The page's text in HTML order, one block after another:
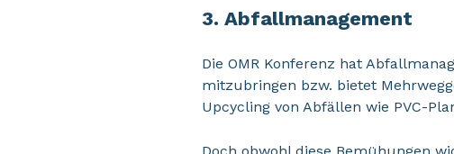
3. Abfallmanagement
Die OMR Konferenz hat
mitzubringen bzw. bietet
Upcycling von Abfällen wie PVC-